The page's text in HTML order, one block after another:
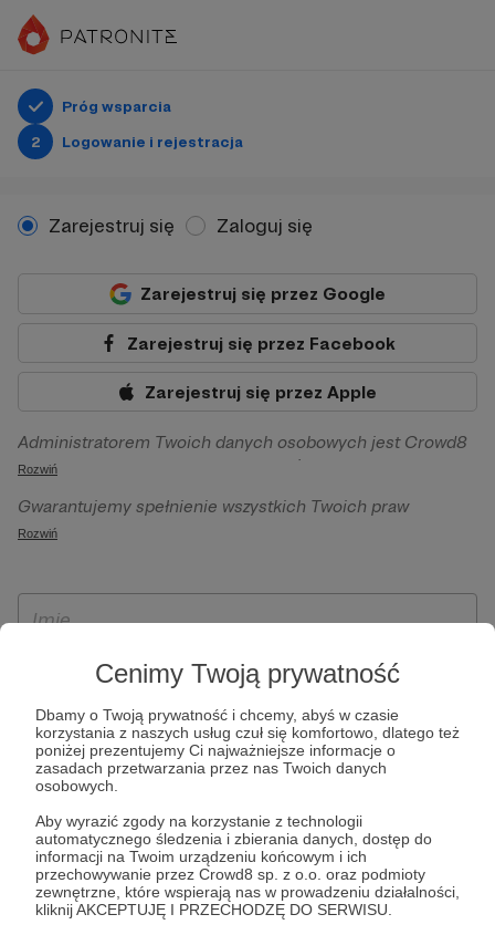
Cenimy Twoją prywatność
Dbamy o Twoją prywatność i chcemy, abyś w czasie
korzystania z naszych usług czuł się komfortowo, dlatego też
poniżej prezentujemy Ci najważniejsze informacje o
zasadach przetwarzania przez nas Twoich danych
osobowych.
Aby wyrazić zgody na korzystanie z technologii
automatycznego śledzenia i zbierania danych, dostęp do
informacji na Twoim urządzeniu końcowym i ich
przechowywanie przez Crowd8 sp. z o.o. oraz podmioty
zewnętrzne, które wspierają nas w prowadzeniu działalności,
kliknij AKCEPTUJĘ I PRZECHODZĘ DO SERWISU.
Próg wsparcia
2
Logowanie i rejestracja
Zarejestruj się Zaloguj się
Zarejestruj się przez Google
Zarejestruj się przez Facebook
Zarejestruj się przez Apple
Administratorem Twoich danych osobowych jest Crowd8
sp. z o.o. z siedziba w Warszawie, ul. Żwirki i Wigury 16, 02-
092 Warszawa. Twoje dane osobowe będą przetwarzane w
szczególności w celu wykonania umowy zawartej z Tobą, w
Patronite.pl, w tym możliwości dokonywania oraz
otrzymywania wsparcia na naszej platformie oraz
Rozwiń
Gwarantujemy spełnienie wszystkich Twoich praw
wynikających z ogólnego rozporządzenia o ochronie
ich przenoszenia, niepodlegania zautomatyzowanemu
wyrażenia sprzeciwu wobec przetwarzania Twoich danych
osobowych. Rejestracja dla osób niepełnoletnich możliwa
jest po przekazaniu podpisanego formularza "Zgodna na
założenie konta przez osobę niepełnoletnią", formularz
dostępny jest na stronie regulaminu Patronite.pl.
Rozwiń